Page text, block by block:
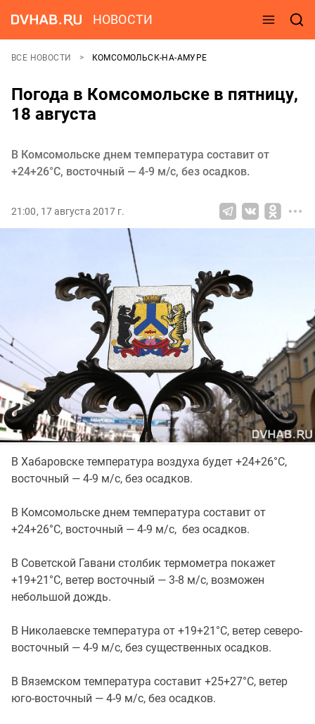
НОВОСТИ
ВСЕ НОВОСТИ КОМСОМОЛЬСК-НА-АМУРЕ
Погода в Комсомольске в пятницу,
18 августа
В Комсомольске днем температура составит от
+24+26°C, восточный — 4-9 м/с, без осадков.
21:00, 17 августа 2017 г.
В Хабаровске температура воздуха будет +24+26°C,
восточный — 4-9 м/с, без осадков.
В Комсомольске днем температура составит от
+24+26°C, восточный — 4-9 м/с, без осадков.
В Советской Гавани столбик термометра покажет
+19+21°C, ветер восточный — 3-8 м/с, возможен
небольшой дождь.
В Николаевске температура от +19+21°C, ветер северо-
восточный — 4-9 м/с, без существенных осадков.
В Вяземском температура составит +25+27°C, ветер
юго-восточный — 4-9 м/с, без осадков.